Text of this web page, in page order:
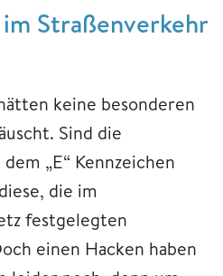
Straßenverkehr
keine besonderen
Sind die
„E“ Kennzeichen
die im
festgelegten
einen Hacken haben